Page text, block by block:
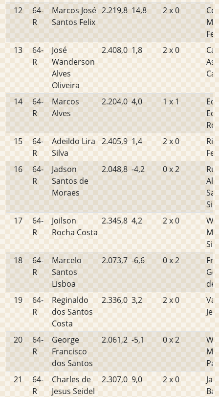
12
64-
R
Marcos José
Santos Felix
2.219,8 14,8 2 x 0
13
64-
R
José
Wanderson
Alves
Oliveira
2.408,0 1,8 2 x 0
14
64-
R
Marcos
Alves
2.204,0 4,0 1 x 1
Edi
15
64-
R
Adeildo Lira
Silva
2.405,9 1,4 2 x 0
16
64-
R
Jadson
Santos de
Moraes
2.048,8 -4,2 0 x 2
17
64-
R
Joilson
Rocha Costa
2.345,8 4,2 2 x 0
18
64-
R
Marcelo
Santos
Lisboa
2.073,7 -6,6 0 x 2
de
19
64-
R
Reginaldo
dos Santos
Costa
2.336,0 3,2 2 x 0
20
64-
R
George
Francisco
dos Santos
2.061,2 -5,1 0 x 2
21
64-
R
Charles de
Jesus Seidel
2.307,0 9,0 2 x 0